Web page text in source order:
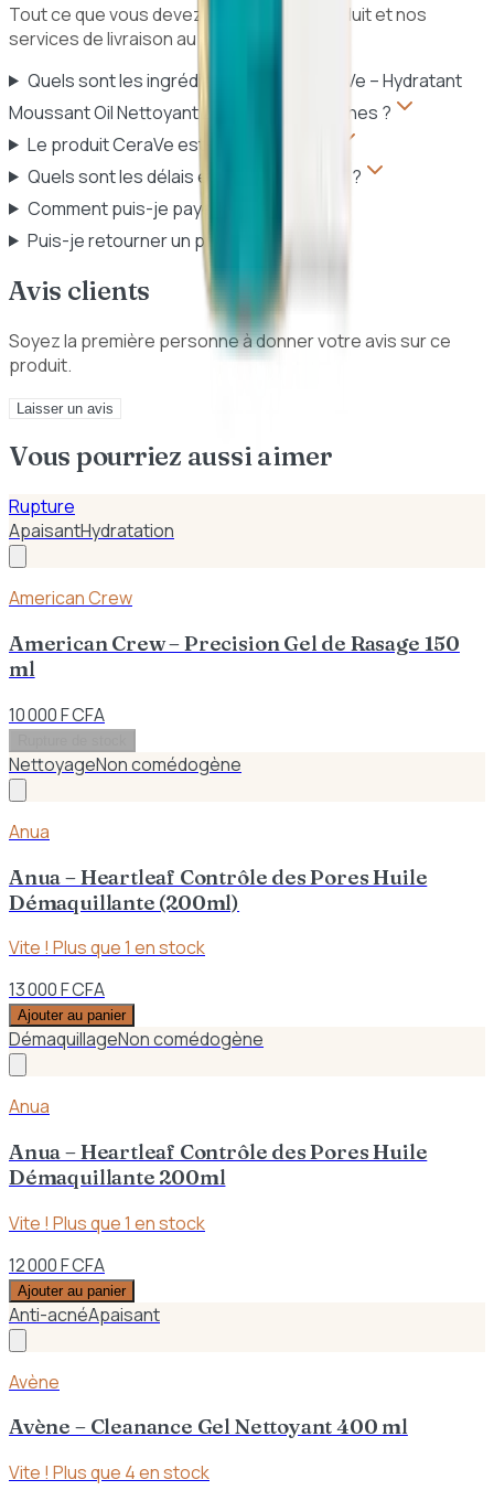
Tout ce que vous devez savoir sur ce produit et nos
services de livraison au Sénégal.
Quels sont les ingrédients clés de CeraVe – Hydratant
Moussant Oil Nettoyant 236ml | Peaux Sèches ?
Le produit CeraVe est-il authentique ?
Quels sont les délais et frais de livraison ?
Comment puis-je payer ?
Puis-je retourner un produit ?
Avis clients
Soyez la première personne à donner votre avis sur ce
produit.
Laisser un avis
Vous pourriez aussi aimer
Rupture
ApaisantHydratation
American Crew
American Crew – Precision Gel de Rasage 150
ml
10 000 F CFA
NettoyageNon comédogène
Anua
Anua – Heartleaf Contrôle des Pores Huile
Démaquillante (200ml)
Vite ! Plus que1 en stock
13 000 F CFA
Ajouter au panier
DémaquillageNon comédogène
Anua
Anua – Heartleaf Contrôle des Pores Huile
Démaquillante 200ml
Vite ! Plus que1 en stock
12 000 F CFA
Ajouter au panier
Anti-acnéApaisant
Avène
Avène – Cleanance Gel Nettoyant 400 ml
Vite ! Plus que 4en stock